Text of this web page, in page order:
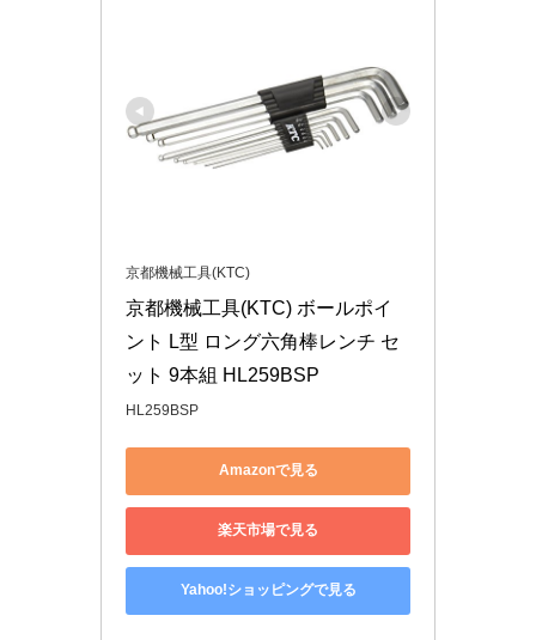
京都機械工具(KTC)
京都機械工具(KTC) ボールポイ
ント L型 ロング六角棒レンチ セ
ット 9本組 HL259BSP
HL259BSP
Amazonで見る
楽天市場で見る
Yahoo!ショッピングで見る